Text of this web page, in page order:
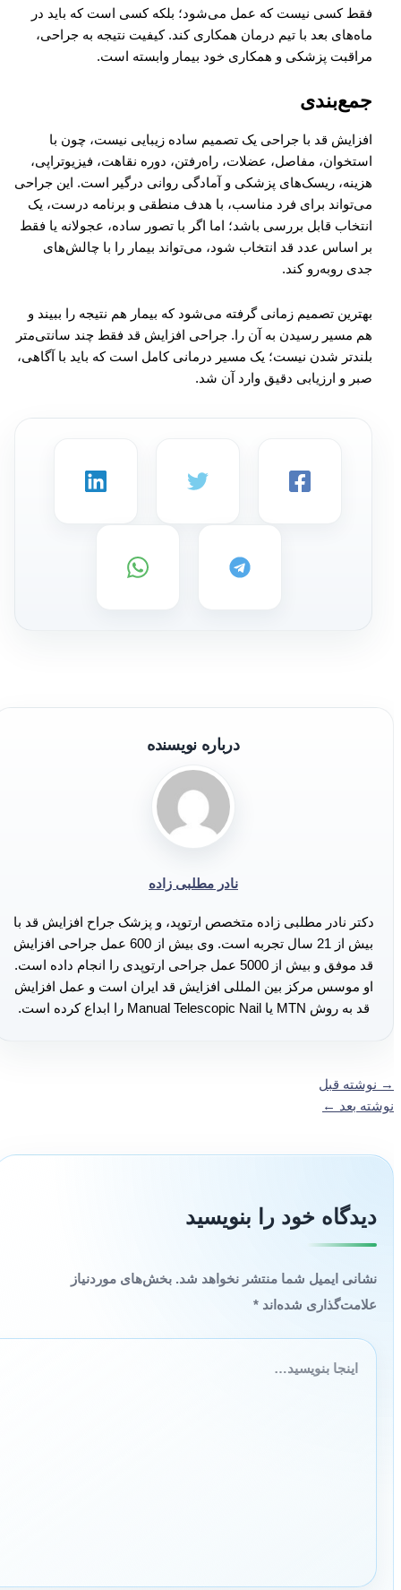
فقط کسی نیست که عمل می‌شود؛ بلکه کسی است که باید در
ماه‌های بعد با تیم درمان همکاری کند. کیفیت نتیجه به جراحی،
مراقبت پزشکی و همکاری خود بیمار وابسته است.
جمع‌بندی
افزایش قد با جراحی یک تصمیم ساده زیبایی نیست، چون با
استخوان، مفاصل، عضلات، راه‌رفتن، دوره نقاهت، فیزیوتراپی،
هزینه، ریسک‌های پزشکی و آمادگی روانی درگیر است. این جراحی
می‌تواند برای فرد مناسب، با هدف منطقی و برنامه درست، یک
انتخاب قابل بررسی باشد؛ اما اگر با تصور ساده، عجولانه یا فقط
بر اساس عدد قد انتخاب شود، می‌تواند بیمار را با چالش‌های
جدی روبه‌رو کند.
بهترین تصمیم زمانی گرفته می‌شود که بیمار هم نتیجه را ببیند و
هم مسیر رسیدن به آن را. جراحی افزایش قد فقط چند سانتی‌متر
بلندتر شدن نیست؛ یک مسیر درمانی کامل است که باید با آگاهی،
صبر و ارزیابی دقیق وارد آن شد.
درباره نویسنده
نادر مطلبی زاده
دکتر نادر مطلبی زاده متخصص ارتوپد، و پزشک جراح افزایش قد با
بیش از 21 سال تجربه است. وی بیش از 600 عمل جراحی افزایش
قد موفق و بیش از 5000 عمل جراحی ارتوپدی را انجام داده است.
او موسس مرکز بین المللی افزایش قد ایران است و عمل افزایش
قد به روش MTN یا Manual Telescopic Nail را ابداع کرده است.
→نوشته قبل
نوشته بعد←
دیدگاه‌ خود را بنویسید
نشانی ایمیل شما منتشر نخواهد شد. بخش‌های موردنیاز
علامت‌گذاری شده‌اند*
اینجا
بنویسید…